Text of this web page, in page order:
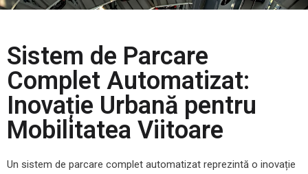
Sistem de Parcare
Complet Automatizat:
Inovație Urbană pentru
Mobilitatea Viitoare
Un sistem de parcare complet automatizat reprezintă o inovație